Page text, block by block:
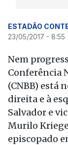
ESTADÃO
23/05/2017 - 8:55
Nem
Conferência
(CNBB) está
direita e à
Salvador e
Murilo
episcopado